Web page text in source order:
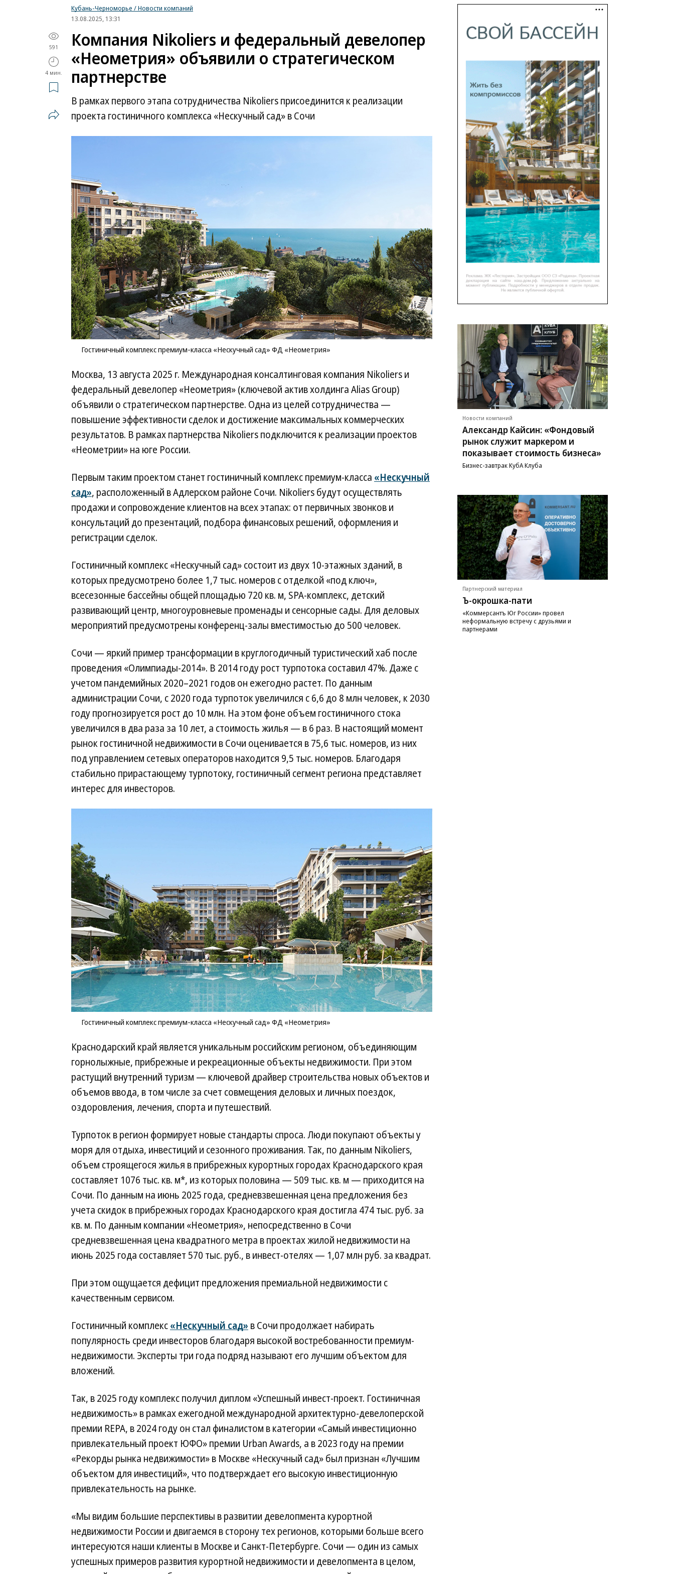
Кубань-Черноморье / Новости компаний
13.08.2025, 13:31
591
4 мин.
Компания Nikoliers и федеральный девелопер
«Неометрия» объявили о стратегическом
партнерстве
В рамках первого этапа сотрудничества Nikoliers присоединится к реализации
проекта гостиничного комплекса «Нескучный сад» в Сочи
Гостиничный комплекс премиум-класса «Нескучный сад» ФД «Неометрия»
Москва, 13 августа 2025 г. Международная консалтинговая компания Nikoliers и
федеральный девелопер «Неометрия» (ключевой актив холдинга Alias Group)
объявили о стратегическом партнерстве. Одна из целей сотрудничества —
повышение эффективности сделок и достижение максимальных коммерческих
результатов. В рамках партнерства Nikoliers подключится к реализации проектов
«Неометрии» на юге России.
Первым таким проектом станет гостиничный комплекс премиум-класса «Нескучный
сад», расположенный в Адлерском районе Сочи. Nikoliers будут осуществлять
продажи и сопровождение клиентов на всех этапах: от первичных звонков и
консультаций до презентаций, подбора финансовых решений, оформления и
регистрации сделок.
Гостиничный комплекс «Нескучный сад» состоит из двух 10-этажных зданий, в
которых предусмотрено более 1,7 тыс. номеров с отделкой «под ключ»,
всесезонные бассейны общей площадью 720 кв. м, SPA-комплекс, детский
развивающий центр, многоуровневые променады и сенсорные сады. Для деловых
мероприятий предусмотрены конференц-залы вместимостью до 500 человек.
Сочи — яркий пример трансформации в круглогодичный туристический хаб после
проведения «Олимпиады-2014». В 2014 году рост турпотока составил 47%. Даже с
учетом пандемийных 2020–2021 годов он ежегодно растет. По данным
администрации Сочи, с 2020 года турпоток увеличился с 6,6 до 8 млн человек, к 2030
году прогнозируется рост до 10 млн. На этом фоне объем гостиничного стока
увеличился в два раза за 10 лет, а стоимость жилья — в 6 раз. В настоящий момент
рынок гостиничной недвижимости в Сочи оценивается в 75,6 тыс. номеров, из них
под управлением сетевых операторов находится 9,5 тыс. номеров. Благодаря
стабильно прирастающему турпотоку, гостиничный сегмент региона представляет
интерес для инвесторов.
Гостиничный комплекс премиум-класса «Нескучный сад» ФД «Неометрия»
Краснодарский край является уникальным российским регионом, объединяющим
горнолыжные, прибрежные и рекреационные объекты недвижимости. При этом
растущий внутренний туризм — ключевой драйвер строительства новых объектов и
объемов ввода, в том числе за счет совмещения деловых и личных поездок,
оздоровления, лечения, спорта и путешествий.
Турпоток в регион формирует новые стандарты спроса. Люди покупают объекты у
моря для отдыха, инвестиций и сезонного проживания. Так, по данным Nikoliers,
объем строящегося жилья в прибрежных курортных городах Краснодарского края
составляет 1076 тыс. кв. м*, из которых половина — 509 тыс. кв. м — приходится на
Сочи. По данным на июнь 2025 года, средневзвешенная цена предложения без
учета скидок в прибрежных городах Краснодарского края достигла 474 тыс. руб. за
кв. м. По данным компании «Неометрия», непосредственно в Сочи
средневзвешенная цена квадратного метра в проектах жилой недвижимости на
июнь 2025 года составляет 570 тыс. руб., в инвест-отелях — 1,07 млн руб. за квадрат.
При этом ощущается дефицит предложения премиальной недвижимости с
качественным сервисом.
Гостиничный комплекс«Нескучный сад» в Сочи продолжает набирать
популярность среди инвесторов благодаря высокой востребованности премиум-
недвижимости. Эксперты три года подряд называют его лучшим объектом для
вложений.
Так, в 2025 году комплекс получил диплом «Успешный инвест-проект. Гостиничная
недвижимость» в рамках ежегодной международной архитектурно-девелоперской
премии REPA, в 2024 году он стал финалистом в категории «Самый инвестиционно
привлекательный проект ЮФО» премии Urban Awards, а в 2023 году на премии
«Рекорды рынка недвижимости» в Москве «Нескучный сад» был признан «Лучшим
объектом для инвестиций», что подтверждает его высокую инвестиционную
привлекательность на рынке.
«Мы видим большие перспективы в развитии девелопмента курортной
недвижимости России и двигаемся в сторону тех регионов, которыми больше всего
интересуются наши клиенты в Москве и Санкт-Петербурге. Сочи — один из самых
успешных примеров развития курортной недвижимости и девелопмента в целом,
Новости компаний
Александр Кайсин: «Фондовый
рынок служит маркером и
показывает стоимость бизнеса»
Бизнес-завтрак КубА Клуба
Партнерский материал
Ъ-окрошка-пати
«Коммерсантъ Юг России» провел
неформальную встречу с друзьями и
партнерами